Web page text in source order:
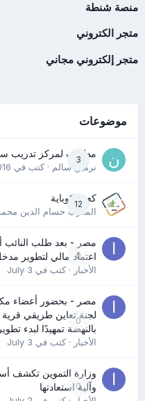
منصة شنطة
متجر الكتروني
متجر إلكتروني مجاني
موضوعات
3
مطلوب لمركز تدريب
نرمين سالم· كتب في
12
كعب كوباية
المدرب حسام الدين محمد
0
مصر - بعد طلب النائب
اعتماد مالي لتطوير
الأخبار· كتب في July 3
0
مصر - بحضور أعضاء
لجنة تعاين طريقي قرية
بالنهضة تمهيدًا لبدء
الأخبار· كتب في July 3
0
وزارة التموين تكشف
وآلية استعادتها